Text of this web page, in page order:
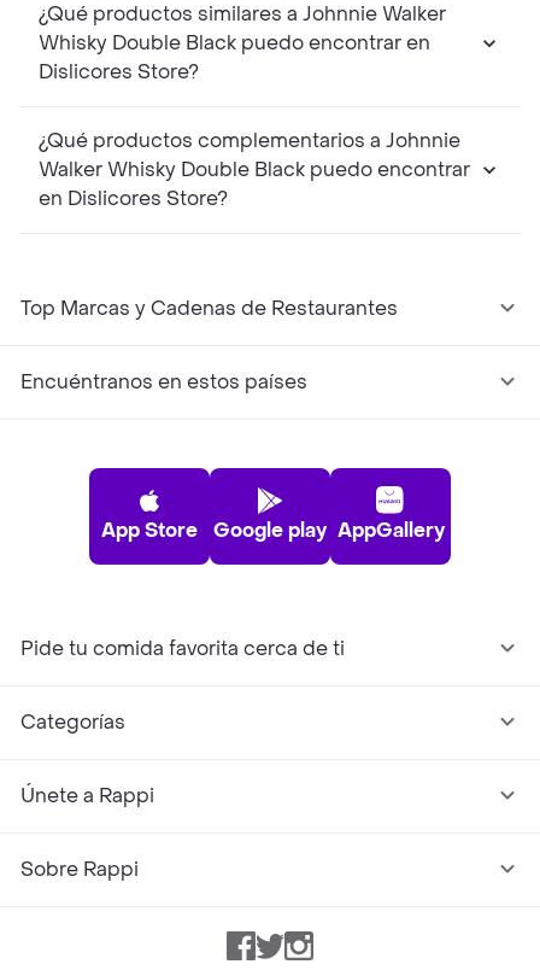
¿Qué productos similares a Johnnie Walker
Whisky Double Black puedo encontrar en
Dislicores Store?
¿Qué productos complementarios a Johnnie
Walker Whisky Double Black puedo encontrar
en Dislicores Store?
Top Marcas y Cadenas de Restaurantes
Encuéntranos en estos países
App Store Google play AppGallery
Pide tu comida favorita cerca de ti
Categorías
Únete a Rappi
Sobre Rappi
Facebook
TwitterInstagram